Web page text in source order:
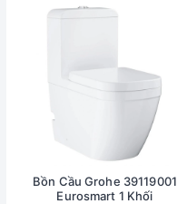
Bồn Cầu Grohe 39119001
Eurosmart 1 Khối